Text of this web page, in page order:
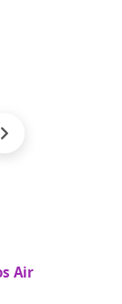
Air